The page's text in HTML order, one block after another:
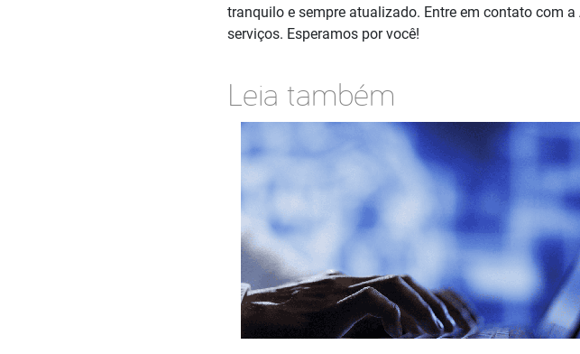
tranquilo e sempre atualizado. Entre em contato com
serviços. Esperamos por você!
Leia também